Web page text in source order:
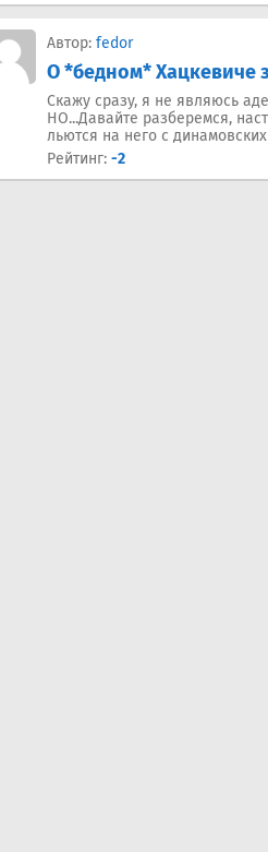
Автор: fedor
О *бедном* Хацкевиче
Скажу сразу, я не являюсь
НО...Давайте разберемся,
льются на него с
Рейтинг: -2